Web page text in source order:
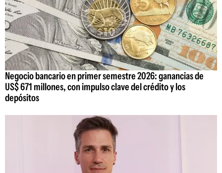
Negocio bancario en primer semestre 2026: ganancias de
US$ 671 millones, con impulso clave del crédito y los
depósitos